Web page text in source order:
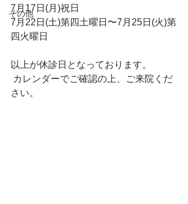
その他
7月17日(月)祝日
7月22日(土)第四土曜日〜7月25日(火)第
四火曜日
以上が休診日となっております。
さい。